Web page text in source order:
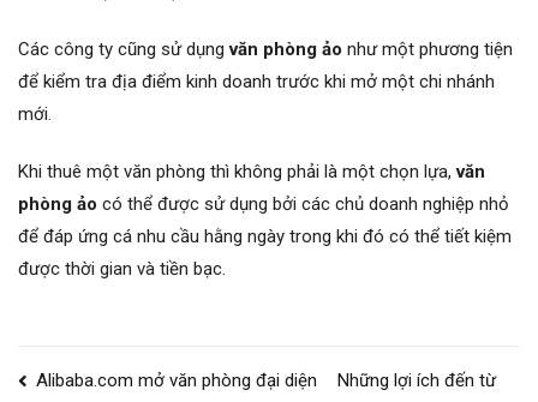
Các công ty cũng sử dụngvăn phòng ảo như một phương tiện
để kiểm tra địa điểm kinh doanh trước khi mở một chi nhánh
mới.
Khi thuê một văn phòng thì không phải là một chọn lựa,văn
phòng ảo có thể được sử dụng bởi các chủ doanh nghiệp nhỏ
để đáp ứng cá nhu cầu hằng ngày trong khi đó có thể tiết kiệm
được thời gian và tiền bạc.
Điều
Alibaba.com mở văn phòng đại diện Những lợi ích đến từ